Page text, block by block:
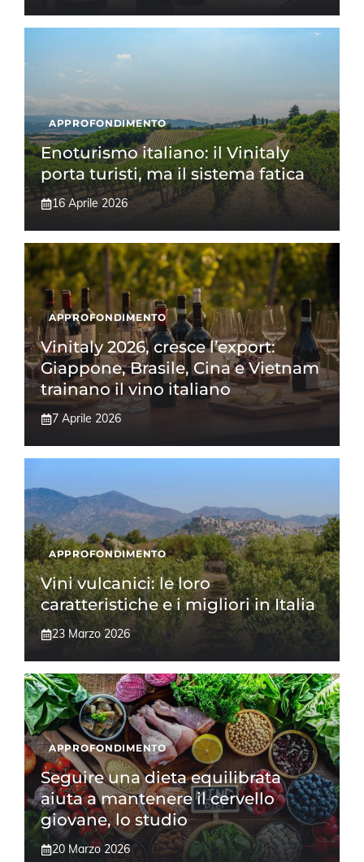
APPROFONDIMENTO
Enoturismo italiano: il Vinitaly
porta turisti, ma il sistema fatica
16 Aprile 2026
APPROFONDIMENTO
Vinitaly 2026, cresce l’export:
Giappone, Brasile, Cina e Vietnam
trainano il vino italiano
7 Aprile 2026
APPROFONDIMENTO
Vini vulcanici: le loro
caratteristiche e i migliori in Italia
23 Marzo 2026
APPROFONDIMENTO
Seguire una dieta equilibrata
aiuta a mantenere il cervello
giovane, lo studio
20 Marzo 2026